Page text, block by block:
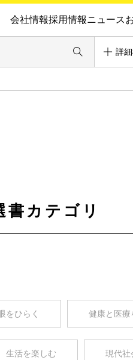
会社情報採用情報ニュース
詳
書カテゴリ
をひらく 健康と医療
生活を楽しむ 現代社